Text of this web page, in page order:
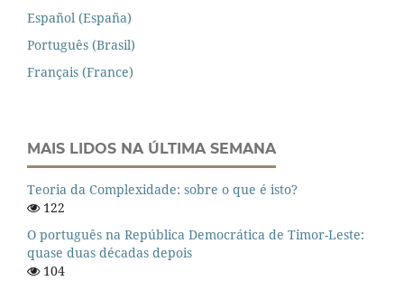
Español (España)
Português (Brasil)
Français (France)
MAIS LIDOS NA ÚLTIMA SEMANA
Teoria da Complexidade: sobre o que é isto?
122
O português na República Democrática de Timor-Leste:
quase duas décadas depois
104